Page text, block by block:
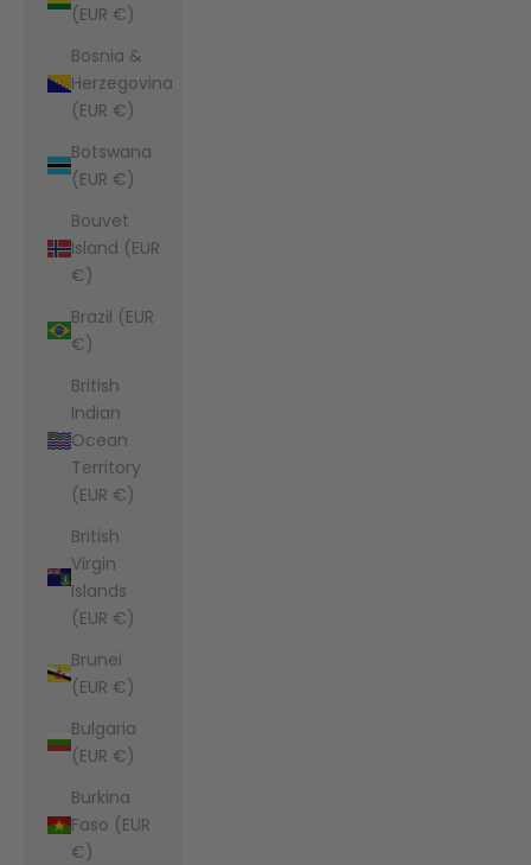
(EUR €)
Bosnia &
Herzegovina
(EUR €)
Botswana
(EUR €)
Bouvet
Island (EUR
€)
Brazil (EUR
€)
British
Indian
Ocean
Territory
(EUR €)
British
Virgin
Islands
(EUR €)
Brunei
(EUR €)
Bulgaria
(EUR €)
Burkina
Faso (EUR
€)